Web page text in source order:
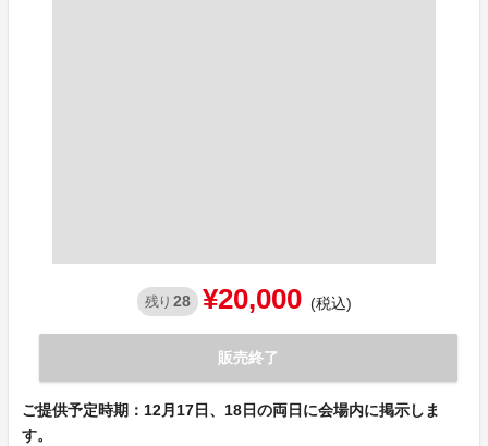
残り 28 ¥20,000 (税込)
販売終了
ご提供予定時期：12月17日、18日の両日に会場内に掲示しま
す。